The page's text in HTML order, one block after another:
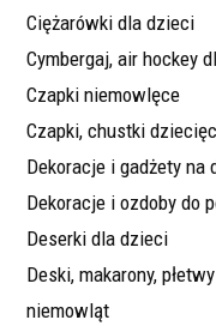
Ciężarówki dla dzieci
Cymbergaj, air hockey
Czapki niemowlęce
Czapki, chustki
Dekoracje i gadżety
Dekoracje i ozdoby do
Deserki dla dzieci
Deski, makarony,
niemowląt